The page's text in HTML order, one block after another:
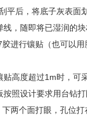
平后，将底子灰表面
，随即将已湿润的
进行镶贴（也可以
高度超过1m时，可
照设计要求用台钻
两个面打眼，孔位